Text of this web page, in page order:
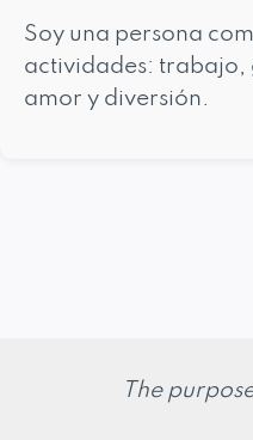
Soy una persona
actividades: trabajo,
amor y diversión.
The